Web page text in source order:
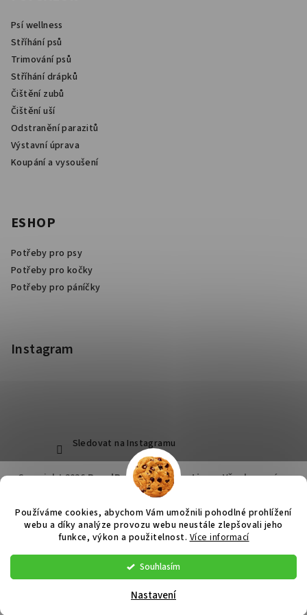
Používáme cookies, abychom Vám umožnili pohodlné prohlížení
webu a díky analýze provozu webu neustále zlepšovali jeho
funkce, výkon a použitelnost. Více informací
Souhlasím
Nastavení
Psí wellness
Stříhání psů
Trimování psů
Stříhání drápků
Čištění zubů
Čištění uší
Odstranění parazitů
Výstavní úprava
Koupání a vysoušení
ESHOP
Potřeby pro psy
Potřeby pro kočky
Potřeby pro páníčky
Instagram
Sledovat na Instagramu
Copyright 2026RoyalPets Salon&Boutique. Všechna práva
vyhrazena.
Vytvořil Shoptet